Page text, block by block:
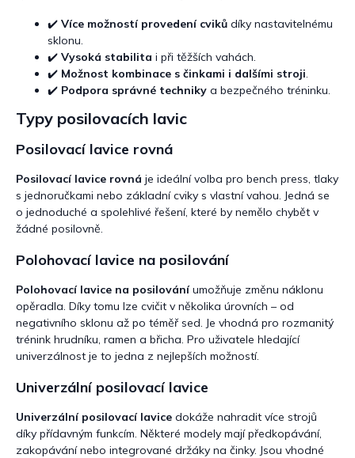
✔️ Více možností provedení cviků díky nastavitelnému
sklonu.
✔️ Vysoká stabilita i při těžších vahách.
✔️ Možnost kombinace s činkami i dalšími stroji.
✔️ Podpora správné techniky a bezpečného tréninku.
Typy posilovacích lavic
Posilovací lavice rovná
Posilovací lavice rovná je ideální volba pro bench press, tlaky
s jednoručkami nebo základní cviky s vlastní vahou. Jedná se
o jednoduché a spolehlivé řešení, které by nemělo chybět v
žádné posilovně.
Polohovací lavice na posilování
Polohovací lavice na posilováníumožňuje změnu náklonu
opěradla. Díky tomu lze cvičit v několika úrovních – od
negativního sklonu až po téměř sed. Je vhodná pro rozmanitý
trénink hrudníku, ramen a břicha. Pro uživatele hledající
univerzálnost je to jedna z nejlepších možností.
Univerzální posilovací lavice
Univerzální posilovací lavice dokáže nahradit více strojů
díky přídavným funkcím. Některé modely mají předkopávání,
zakopávání nebo integrované držáky na činky. Jsou vhodné